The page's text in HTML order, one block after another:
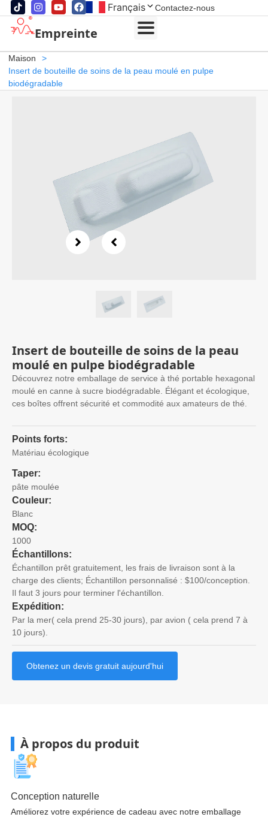
Français Contactez-nous
Empreinte
Maison
>
Insert de bouteille de soins de la peau moulé en pulpe
biodégradable
Insert de bouteille de soins de la peau
moulé en pulpe biodégradable
Découvrez notre emballage de service à thé portable hexagonal
moulé en canne à sucre biodégradable. Élégant et écologique,
ces boîtes offrent sécurité et commodité aux amateurs de thé.
Points forts:
Matériau écologique
Taper:
pâte moulée
Couleur:
Blanc
MOQ:
1000
Échantillons:
Échantillon prêt gratuitement, les frais de livraison sont à la
charge des clients; Échantillon personnalisé : $100/conception.
Il faut 3 jours pour terminer l'échantillon.
Expédition:
Par la mer( cela prend 25-30 jours), par avion ( cela prend 7 à
10 jours).
Obtenez un devis gratuit aujourd'hui
À propos du produit
Conception naturelle
Améliorez votre expérience de cadeau avec notre emballage